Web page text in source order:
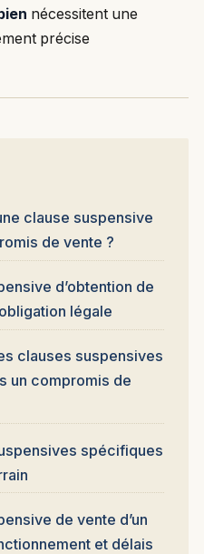
nécessitent une
précise
clause suspensive
de vente ?
d’obtention de
légale
clauses suspensives
un compromis de
spécifiques
de vente d’un
et délais